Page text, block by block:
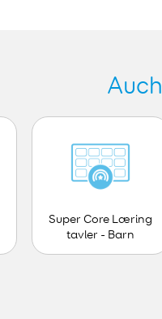
Super Core Læring
tavler - Barn